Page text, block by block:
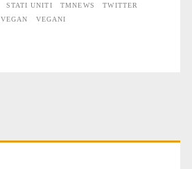
STATI UNITI TMNEWS
TWITTER
VEGAN VEGANI